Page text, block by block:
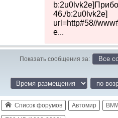
46./b:2u0lvk2e]
url=http#58//
e...
Показать сообщения за:
Список форумов Автомир